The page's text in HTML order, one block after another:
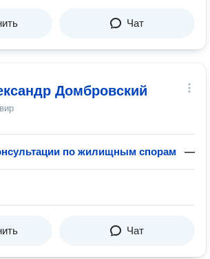
Чат
Домбровский
по жилищным спорам —
Чат